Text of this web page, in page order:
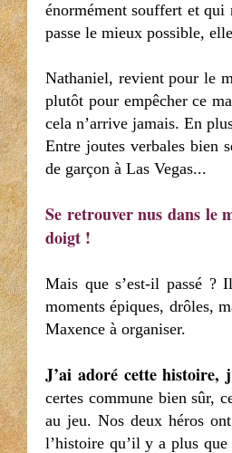
énormément souffert et qui
passe le mieux possible,
Nathaniel, revient pour le
plutôt pour empêcher ce
cela n’arrive jamais. En
Entre joutes verbales bien
de garçon à Las Vegas...
Se retrouver nus dans le
doigt !
Mais que s’est-il passé ?
moments épiques, drôles,
Maxence à organiser.
J’ai adoré cette histoire,
certes commune bien sûr,
au jeu. Nos deux héros
l’histoire qu’il y a plus